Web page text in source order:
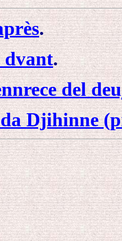
.
dvant.
del
da Djihinne